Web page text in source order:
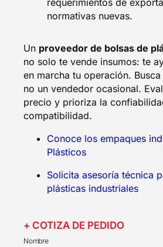
normativas nuevas.
Un proveedor de bolsas de
no solo te vende insumos: te
en marcha tu operación.
no un vendedor ocasional.
precio y prioriza la
compatibilidad.
Conoce los empaques
Plásticos
Solicita asesoría técnica
plásticas industriales
+ COTIZA DE PEDIDO
Nombre